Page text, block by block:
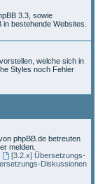
3.3, sowie
bestehende Websites.
welche sich in
Styles noch Fehler
phpBB.de betreuten
melden.
[3.2.x] Übersetzungs-
Diskussionen